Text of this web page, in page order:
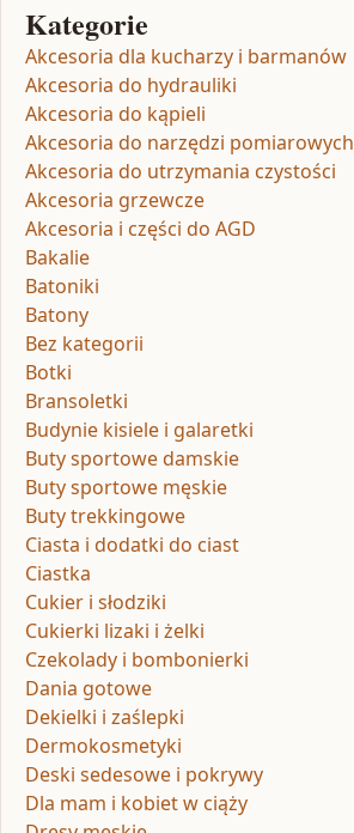
Kategorie
Akcesoria dla kucharzy i barmanów
Akcesoria do hydrauliki
Akcesoria do kąpieli
Akcesoria do narzędzi pomiarowych
Akcesoria do utrzymania czystości
Akcesoria grzewcze
Akcesoria i części do AGD
Bakalie
Batoniki
Batony
Bez kategorii
Botki
Bransoletki
Budynie kisiele i galaretki
Buty sportowe damskie
Buty sportowe męskie
Buty trekkingowe
Ciasta i dodatki do ciast
Ciastka
Cukier i słodziki
Cukierki lizaki i żelki
Czekolady i bombonierki
Dania gotowe
Dekielki i zaślepki
Dermokosmetyki
Deski sedesowe i pokrywy
Dla mam i kobiet w ciąży